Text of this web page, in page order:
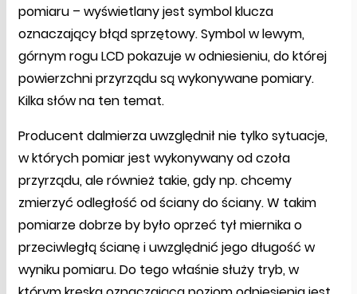
pomiaru – wyświetlany jest symbol klucza
oznaczający błąd sprzętowy. Symbol w lewym,
górnym rogu LCD pokazuje w odniesieniu, do której
powierzchni przyrządu są wykonywane pomiary.
Kilka słów na ten temat.
Producent dalmierza uwzględnił nie tylko sytuacje,
w których pomiar jest wykonywany od czoła
przyrządu, ale również takie, gdy np. chcemy
zmierzyć odległość od ściany do ściany. W takim
pomiarze dobrze by było oprzeć tył miernika o
przeciwległą ścianę i uwzględnić jego długość w
wyniku pomiaru. Do tego właśnie służy tryb, w